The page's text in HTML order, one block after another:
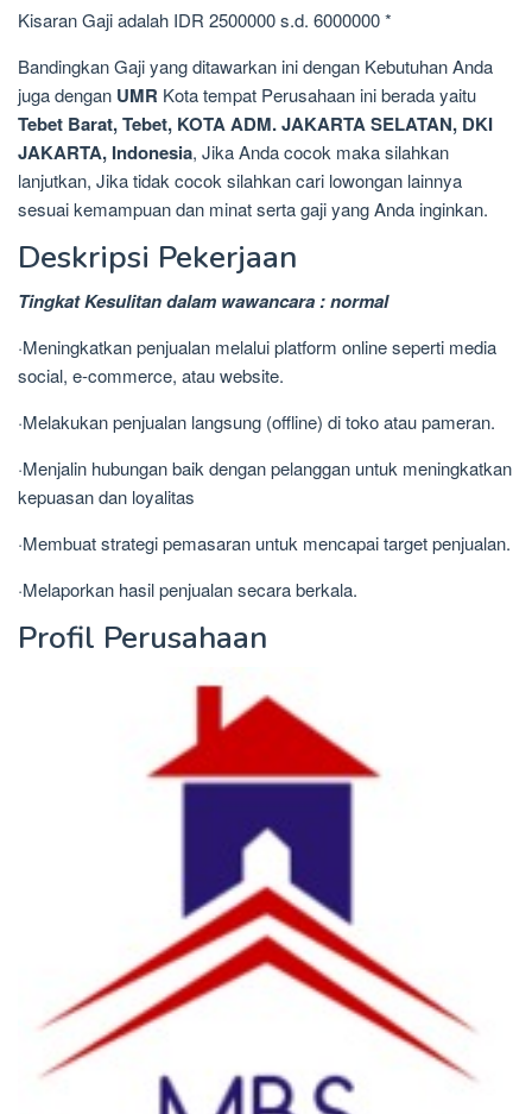
Kisaran Gaji adalah IDR 2500000 s.d. 6000000 *
Bandingkan Gaji yang ditawarkan ini dengan Kebutuhan Anda
juga dengan UMR Kota tempat Perusahaan ini berada yaitu
Tebet Barat, Tebet, KOTA ADM. JAKARTA SELATAN, DKI
JAKARTA, Indonesia, Jika Anda cocok maka silahkan
lanjutkan, Jika tidak cocok silahkan cari lowongan lainnya
sesuai kemampuan dan minat serta gaji yang Anda inginkan.
Deskripsi Pekerjaan
Tingkat Kesulitan dalam wawancara : normal
·Meningkatkan penjualan melalui platform online seperti media
social, e-commerce, atau website.
·Melakukan penjualan langsung (offline) di toko atau pameran.
·Menjalin hubungan baik dengan pelanggan untuk meningkatkan
kepuasan dan loyalitas
·Membuat strategi pemasaran untuk mencapai target penjualan.
·Melaporkan hasil penjualan secara berkala.
Profil Perusahaan